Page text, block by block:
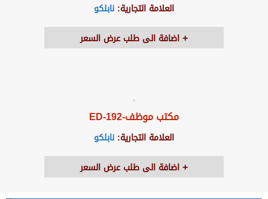
العلامة التجارية: نابلكو
اضافة الى طلب عرض السعر
مكتب موظف-ED-192
العلامة التجارية: نابلكو
اضافة الى طلب عرض السعر